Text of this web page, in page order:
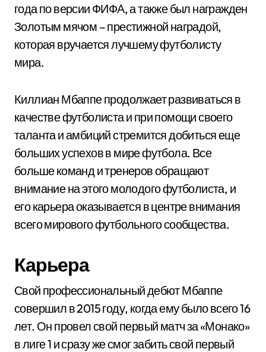
года по версии ФИФА, а также был награжден
Золотым мячом – престижной наградой,
которая вручается лучшему футболисту
мира.
Киллиан Мбаппе продолжает развиваться в
качестве футболиста и при помощи своего
таланта и амбиций стремится добиться еще
больших успехов в мире футбола. Все
больше команд и тренеров обращают
внимание на этого молодого футболиста, и
его карьера оказывается в центре внимания
всего мирового футбольного сообщества.
Карьера
Свой профессиональный дебют Мбаппе
совершил в 2015 году, когда ему было всего 16
лет. Он провел свой первый матч за «Монако»
в лиге 1 и сразу же смог забить свой первый